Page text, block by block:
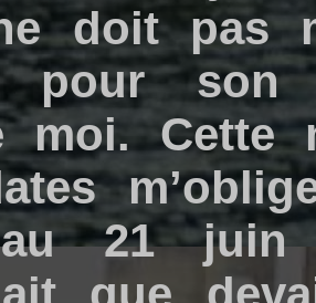
doit pas
pour son
moi. Cette
21